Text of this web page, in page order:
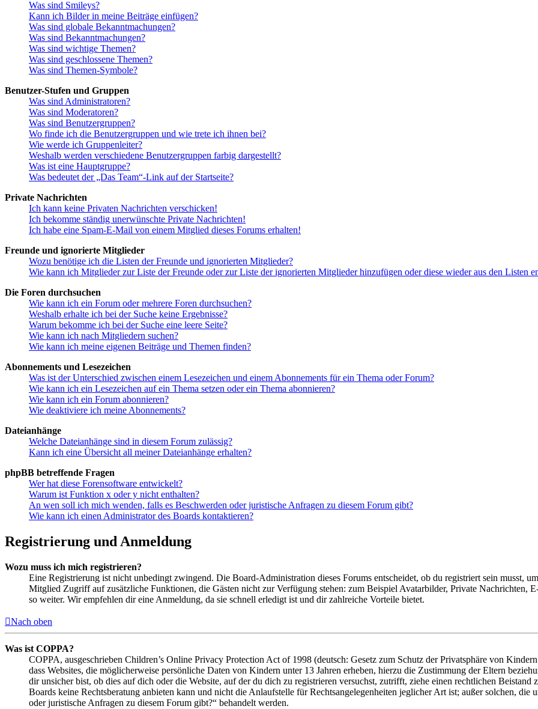
Was sind Smileys?
Kann ich Bilder in meine Beiträge einfügen?
Was sind globale Bekanntmachungen?
Was sind Bekanntmachungen?
Was sind wichtige Themen?
Was sind geschlossene Themen?
Was sind Themen-Symbole?
Benutzer-Stufen und Gruppen
Was sind Administratoren?
Was sind Moderatoren?
Was sind Benutzergruppen?
Wo finde ich die Benutzergruppen und wie trete ich ihnen bei?
Wie werde ich Gruppenleiter?
Weshalb werden verschiedene Benutzergruppen farbig dargestellt?
Was ist eine Hauptgruppe?
Was bedeutet der „Das Team“-Link auf der Startseite?
Private Nachrichten
Ich kann keine Privaten Nachrichten verschicken!
Ich bekomme ständig unerwünschte Private Nachrichten!
Ich habe eine Spam-E-Mail von einem Mitglied dieses Forums erhalten!
Freunde und ignorierte Mitglieder
Wozu benötige ich die Listen der Freunde und ignorierten Mitglieder?
Wie kann ich Mitglieder zur Liste der Freunde oder zur Liste der ignorierten Mitglieder hinzufügen oder diese wieder aus den Listen
Die Foren durchsuchen
Wie kann ich ein Forum oder mehrere Foren durchsuchen?
Weshalb erhalte ich bei der Suche keine Ergebnisse?
Warum bekomme ich bei der Suche eine leere Seite?
Wie kann ich nach Mitgliedern suchen?
Wie kann ich meine eigenen Beiträge und Themen finden?
Abonnements und Lesezeichen
Was ist der Unterschied zwischen einem Lesezeichen und einem Abonnements für ein Thema oder Forum?
Wie kann ich ein Lesezeichen auf ein Thema setzen oder ein Thema abonnieren?
Wie kann ich ein Forum abonnieren?
Wie deaktiviere ich meine Abonnements?
Dateianhänge
Welche Dateianhänge sind in diesem Forum zulässig?
Kann ich eine Übersicht all meiner Dateianhänge erhalten?
phpBB betreffende Fragen
Wer hat diese Forensoftware entwickelt?
Warum ist Funktion x oder y nicht enthalten?
An wen soll ich mich wenden, falls es Beschwerden oder juristische Anfragen zu diesem Forum gibt?
Wie kann ich einen Administrator des Boards kontaktieren?
Registrierung und Anmeldung
Wozu muss ich mich registrieren?
Eine Registrierung ist nicht unbedingt zwingend. Die Board-Administration dieses Forums entscheidet, ob du registriert sein musst,
Mitglied Zugriff auf zusätzliche Funktionen, die Gästen nicht zur Verfügung stehen: zum Beispiel Avatarbilder, Private Nachrichten,
so weiter. Wir empfehlen dir eine Anmeldung, da sie schnell erledigt ist und dir zahlreiche Vorteile bietet.
Nach oben
Was ist COPPA?
COPPA, ausgeschrieben Children’s Online Privacy Protection Act of 1998 (deutsch: Gesetz zum Schutz der Privatsphäre von
dass Websites, die möglicherweise persönliche Daten von Kindern unter 13 Jahren erheben, hierzu die Zustimmung der Eltern
dir unsicher bist, ob dies auf dich oder die Website, auf der du dich zu registrieren versuchst, zutrifft, ziehe einen rechtlichen
Boards keine Rechtsberatung anbieten kann und nicht die Anlaufstelle für Rechtsangelegenheiten jeglicher Art ist; außer solchen,
oder juristische Anfragen zu diesem Forum gibt?“ behandelt werden.